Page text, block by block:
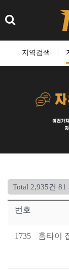
지역검색
Total 2,935건 81
번호
1735 홈타이